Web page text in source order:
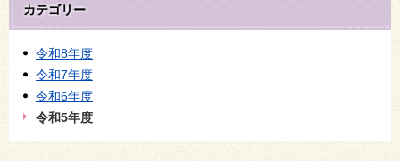
カテゴリー
令和8年度
令和7年度
令和6年度
令和5年度